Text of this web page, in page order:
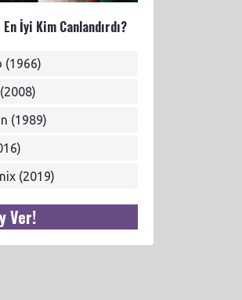
İyi Kim Canlandırdı?
(1966)
(1989)
(2019)
Ver!